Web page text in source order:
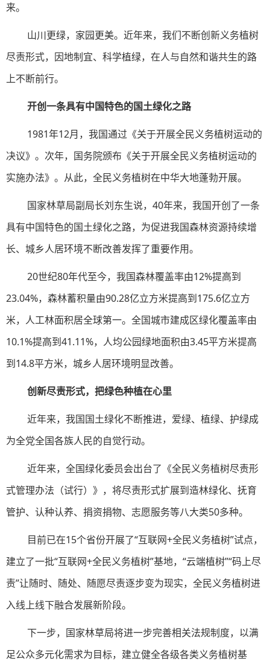
来。
山川更绿，家园更美。近年来，我们不断创新义务植树
尽责形式，因地制宜、科学植绿，在人与自然和谐共生的路
上不断前行。
开创一条具有中国特色的国土绿化之路
1981年12月，我国通过《关于开展全民义务植树运动的
决议》。次年，国务院颁布《关于开展全民义务植树运动的
实施办法》。从此，全民义务植树在中华大地蓬勃开展。
国家林草局副局长刘东生说，40年来，我国开创了一条
具有中国特色的国土绿化之路，为促进我国森林资源持续增
长、城乡人居环境不断改善发挥了重要作用。
20世纪80年代至今，我国森林覆盖率由12%提高到
23.04%，森林蓄积量由90.28亿立方米提高到175.6亿立方
米，人工林面积居全球第一。全国城市建成区绿化覆盖率由
10.1%提高到41.11%，人均公园绿地面积由3.45平方米提高
到14.8平方米，城乡人居环境明显改善。
创新尽责形式，把绿色种植在心里
近年来，我国国土绿化不断推进，爱绿、植绿、护绿成
为全党全国各族人民的自觉行动。
近年来，全国绿化委员会出台了《全民义务植树尽责形
式管理办法（试行）》，将尽责形式扩展到造林绿化、抚育
管护、认种认养、捐资捐物、志愿服务等八大类50多种。
目前已在15个省份开展了“互联网+全民义务植树”试点，
建立了一批“互联网+全民义务植树”基地，“云端植树”“码上尽
责”让随时、随处、随愿尽责逐步变为现实，全民义务植树进
入线上线下融合发展新阶段。
下一步，国家林草局将进一步完善相关法规制度，以满
足公众多元化需求为目标，建立健全各级各类义务植树基